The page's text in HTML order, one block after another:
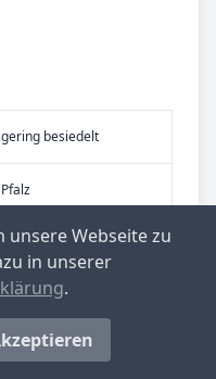
gering besiedelt
Pfalz
Ge­
in Deutsch­
unsere Webseite zu
in unserer
.